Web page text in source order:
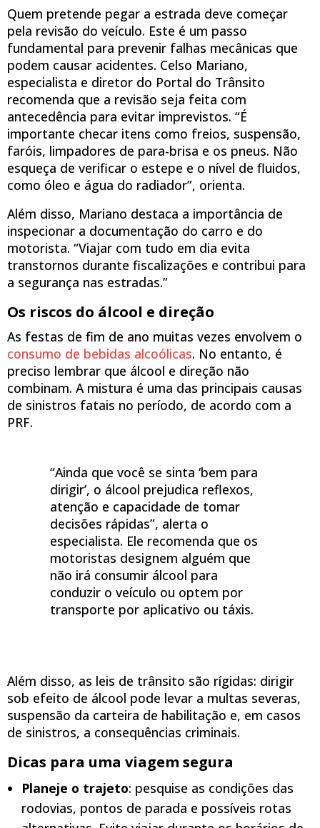
Quem pretende pegar a estrada deve começar
pela revisão do veículo. Este é um passo
fundamental para prevenir falhas mecânicas que
podem causar acidentes. Celso Mariano,
especialista e diretor do Portal do Trânsito
recomenda que a revisão seja feita com
antecedência para evitar imprevistos. “É
importante checar itens como freios, suspensão,
faróis, limpadores de para-brisa e os pneus. Não
esqueça de verificar o estepe e o nível de fluidos,
como óleo e água do radiador”, orienta.
Além disso, Mariano destaca a importância de
inspecionar a documentação do carro e do
motorista. “Viajar com tudo em dia evita
transtornos durante fiscalizações e contribui para
a segurança nas estradas.”
Os riscos do álcool e direção
As festas de fim de ano muitas vezes envolvem o
consumo de bebidas alcoólicas. No entanto, é
preciso lembrar que álcool e direção não
combinam. A mistura é uma das principais causas
de sinistros fatais no período, de acordo com a
PRF.
“Ainda que você se sinta ‘bem para
dirigir’, o álcool prejudica reflexos,
atenção e capacidade de tomar
decisões rápidas”, alerta o
especialista. Ele recomenda que os
motoristas designem alguém que
não irá consumir álcool para
conduzir o veículo ou optem por
transporte por aplicativo ou táxis.
Além disso, as leis de trânsito são rígidas: dirigir
sob efeito de álcool pode levar a multas severas,
suspensão da carteira de habilitação e, em casos
de sinistros, a consequências criminais.
Dicas para uma viagem segura
Planeje o trajeto: pesquise as condições das
rodovias, pontos de parada e possíveis rotas